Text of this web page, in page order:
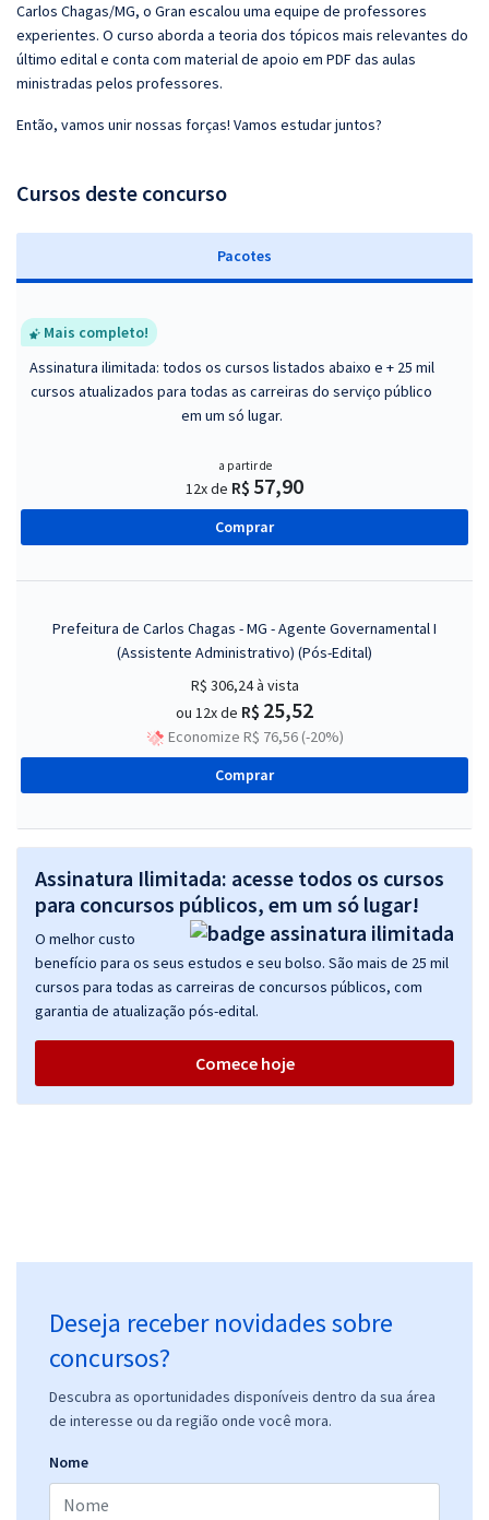
Carlos Chagas/MG, o Gran escalou uma equipe de professores
experientes. O curso aborda a teoria dos tópicos mais relevantes do
último edital e conta com material de apoio em PDF das aulas
ministradas pelos professores.
Então, vamos unir nossas forças! Vamos estudar juntos?
Cursos deste concurso
Pacotes
Mais completo!
Assinatura ilimitada: todos os cursos listados abaixo e + 25 mil
cursos atualizados para todas as carreiras do serviço público
em um só lugar.
a partir de
12x de R$ 57,90
Comprar
Prefeitura de Carlos Chagas - MG - Agente Governamental I
(Assistente Administrativo) (Pós-Edital)
R$ 306,24à vista
ou 12x de R$ 25,52
Economize R$ 76,56 (-20%)
Comprar
Assinatura Ilimitada: acesse todos os cursos
para concursos públicos, em um só lugar!
O melhor custo
benefício para os seus estudos e seu bolso. São mais de 25 mil
cursos para todas as carreiras de concursos públicos, com
garantia de atualização pós-edital.
Comece hoje
Deseja receber novidades sobre
concursos?
Descubra as oportunidades disponíveis dentro da sua área
de interesse ou da região onde você mora.
Nome